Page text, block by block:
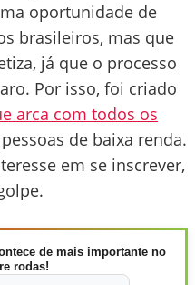
oportunidade de
brasileiros, mas que
já que o processo
Por isso, foi criado
arca com todos os
de baixa renda.
em se inscrever,
de mais importante no
rodas!